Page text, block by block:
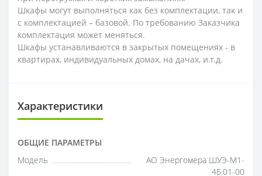
Шкафы могут выполняться как без комплектации, так и
с комплектацией – базовой. По требованию Заказчика
комплектация может меняться.
Шкафы устанавливаются в закрытых помещениях - в
квартирах, индивидуальных домах, на дачах, и.т.д.
Характеристики
ОБЩИЕ ПАРАМЕТРЫ
Модель
АО Энергомера ШУЭ-М1-
4Б.01-00